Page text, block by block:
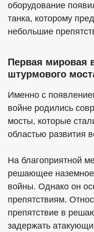
оборудование
танка, которому
небольшие
Первая мировая
штурмового
Именно с
войне родились
мосты, которые
областью развития
На благоприятной
решающее наземное
войны. Однако он
препятствиям.
препятствие в
задержать